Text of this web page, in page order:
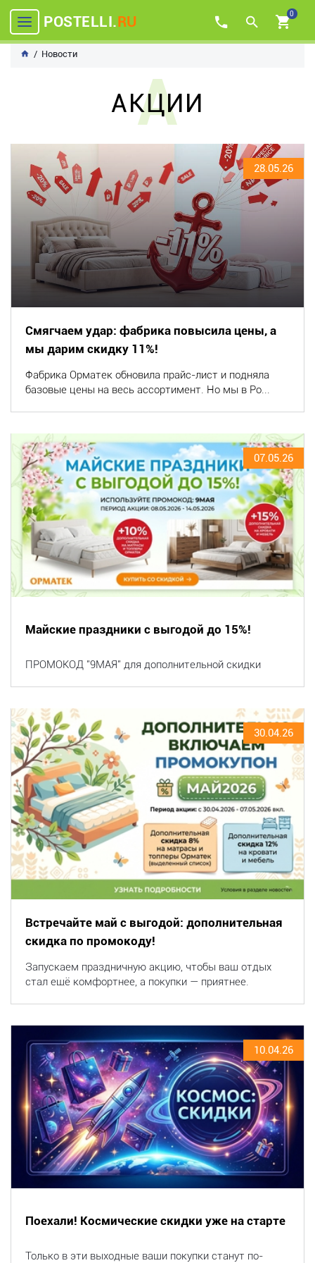
POSTELLI.RU 0
Новости
А
АКЦИИ
28.05.26
Смягчаем удар: фабрика повысила цены, а
мы дарим скидку 11%!
Фабрика Орматек обновила прайс-лист и подняла
базовые цены на весь ассортимент. Но мы в Po...
07.05.26
Майские праздники с выгодой до 15%!
ПРОМОКОД "9МАЯ" для дополнительной скидки
30.04.26
Встречайте май с выгодой: дополнительная
скидка по промокоду!
Запускаем праздничную акцию, чтобы ваш отдых
стал ещё комфортнее, а покупки — приятнее.
10.04.26
Поехали! Космические скидки уже на старте
Только в эти выходные ваши покупки станут по-